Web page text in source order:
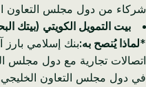
شركاء من دول مجلس التعاون
بيت التمويل الكويتي (بيتك
*لماذا يُنصح به:بنك إسلامي
اتصالات تجارية مع دول مجلس
في دول مجلس التعاون